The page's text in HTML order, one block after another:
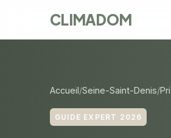
CLIMADOM
Accueil Seine-Saint-Denis
GUIDE EXPERT 2026